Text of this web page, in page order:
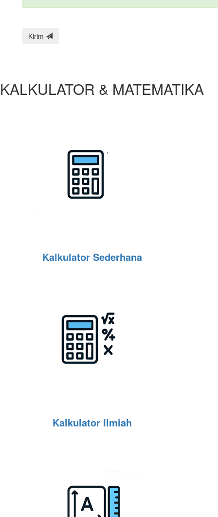
Kirim
KALKULATOR & MATEMATIKA
Kalkulator Sederhana
Kalkulator Ilmiah